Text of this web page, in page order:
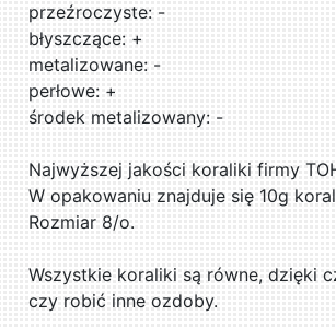
przeźroczyste: -
błyszczące: +
metalizowane: -
perłowe: +
środek metalizowany: -
Najwyższej jakości koraliki firmy
W opakowaniu znajduje się 10g
Rozmiar 8/o.
Wszystkie koraliki są równe, dzięki
czy robić inne ozdoby.